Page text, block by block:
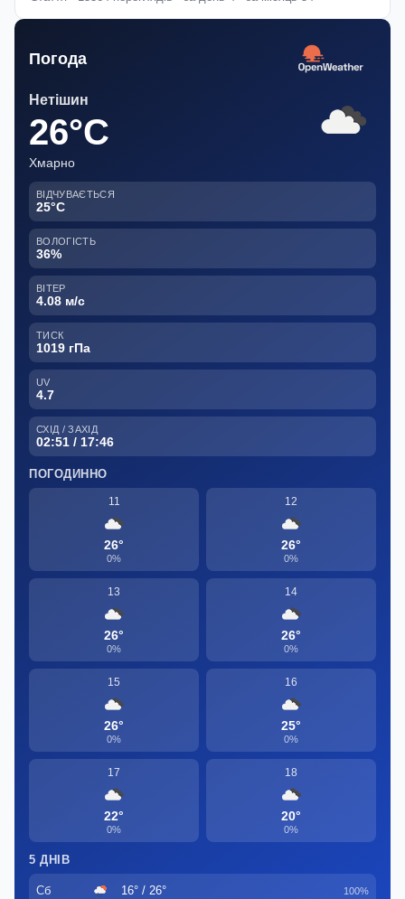
Погода
Нетішин
26°C
Хмарно
ВІДЧУВАЄТЬСЯ
25°C
ВОЛОГІСТЬ
36%
ВІТЕР
4.08 м/с
ТИСК
1019 гПа
UV
4.7
СХІД / ЗАХІД
02:51 / 17:46
ПОГОДИННО
11
26°
0%
12
26°
0%
13
26°
0%
14
26°
0%
15
26°
0%
16
25°
0%
17
22°
0%
18
20°
0%
5 ДНІВ
Сб 16° / 26° 100%